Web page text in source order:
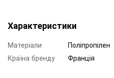
Характеристики
Матеріали
Поліпропілен
Країна бренду
Франція